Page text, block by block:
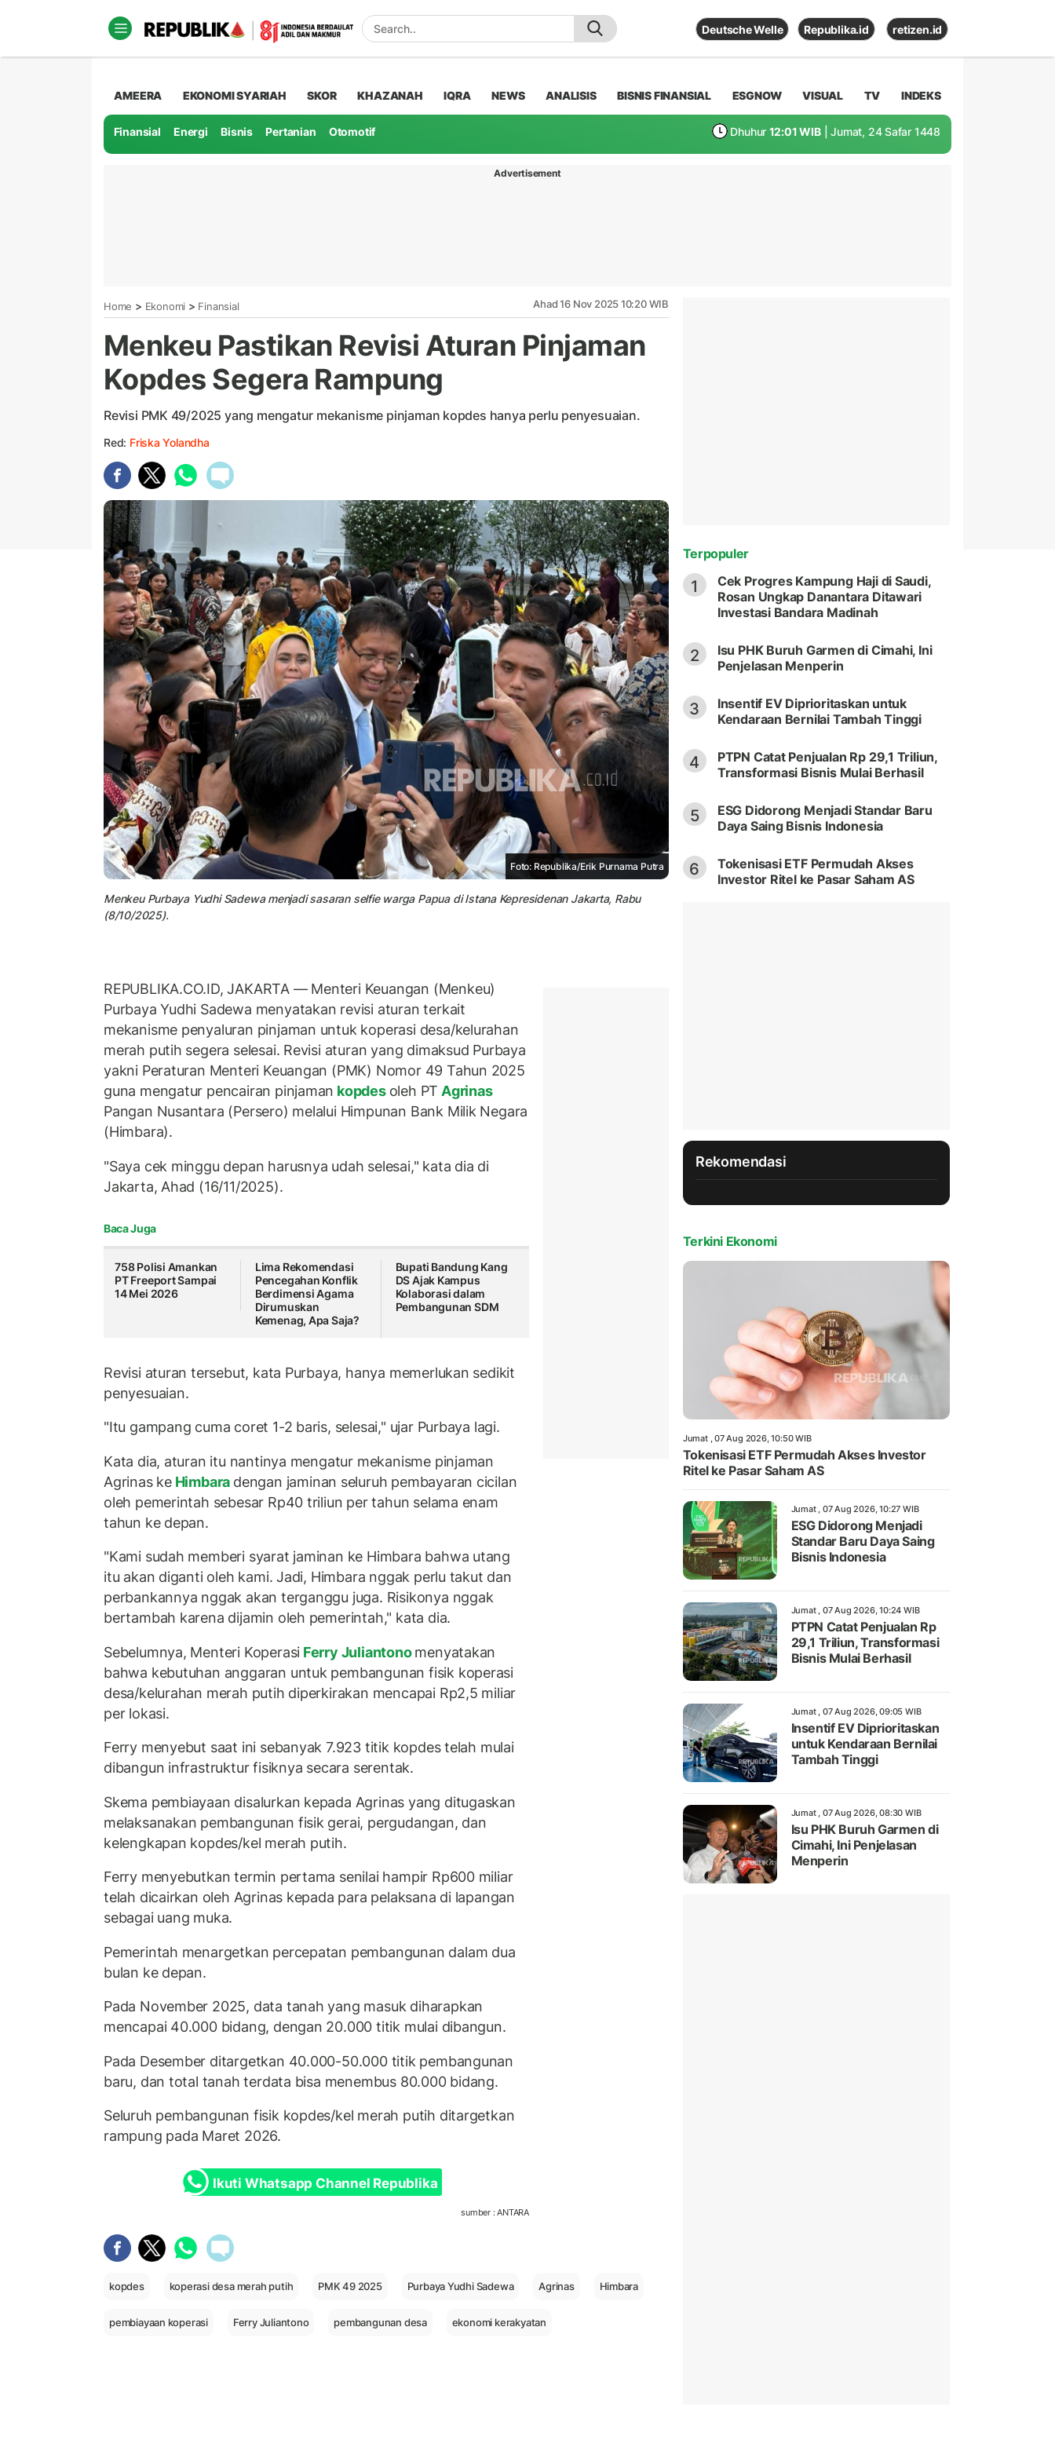
Deutsche Welle Republika.id retizen.id
AMEERA EKONOMI SYARIAH SKOR KHAZANAH IQRA NEWS ANALISIS BISNIS FINANSIAL ESGNOW VISUAL TV INDEKS
Finansial Energi Bisnis Pertanian Otomotif Dhuhur 12:01 WIB | Jumat, 24 Safar 1448
Advertisement
Home > Ekonomi > Finansial Ahad 16 Nov 2025 10:20 WIB
Menkeu Pastikan Revisi Aturan Pinjaman
Kopdes Segera Rampung
Revisi PMK 49/2025 yang mengatur mekanisme pinjaman kopdes hanya perlu penyesuaian.
Red: Friska Yolandha
Foto: Republika/Erik Purnama Putra
Menkeu Purbaya Yudhi Sadewa menjadi sasaran selfie warga Papua di Istana Kepresidenan Jakarta, Rabu
(8/10/2025).
REPUBLIKA.CO.ID, JAKARTA — Menteri Keuangan (Menkeu)
Purbaya Yudhi Sadewa menyatakan revisi aturan terkait
mekanisme penyaluran pinjaman untuk koperasi desa/kelurahan
merah putih segera selesai. Revisi aturan yang dimaksud Purbaya
yakni Peraturan Menteri Keuangan (PMK) Nomor 49 Tahun 2025
guna mengatur pencairan pinjaman kopdes oleh PT Agrinas
Pangan Nusantara (Persero) melalui Himpunan Bank Milik Negara
(Himbara).
"Saya cek minggu depan harusnya udah selesai," kata dia di
Jakarta, Ahad (16/11/2025).
Baca Juga
758 Polisi Amankan
PT Freeport Sampai
14 Mei 2026
Lima Rekomendasi
Pencegahan Konflik
Berdimensi Agama
Dirumuskan
Kemenag, Apa Saja?
Bupati Bandung Kang
DS Ajak Kampus
Kolaborasi dalam
Pembangunan SDM
Revisi aturan tersebut, kata Purbaya, hanya memerlukan sedikit
penyesuaian.
"Itu gampang cuma coret 1-2 baris, selesai," ujar Purbaya lagi.
Kata dia, aturan itu nantinya mengatur mekanisme pinjaman
Agrinas keHimbara dengan jaminan seluruh pembayaran cicilan
oleh pemerintah sebesar Rp40 triliun per tahun selama enam
tahun ke depan.
"Kami sudah memberi syarat jaminan ke Himbara bahwa utang
itu akan diganti oleh kami. Jadi, Himbara nggak perlu takut dan
perbankannya nggak akan terganggu juga. Risikonya nggak
bertambah karena dijamin oleh pemerintah," kata dia.
Sebelumnya, Menteri Koperasi Ferry Juliantonomenyatakan
bahwa kebutuhan anggaran untuk pembangunan fisik koperasi
desa/kelurahan merah putih diperkirakan mencapai Rp2,5 miliar
per lokasi.
Ferry menyebut saat ini sebanyak 7.923 titik kopdes telah mulai
dibangun infrastruktur fisiknya secara serentak.
Skema pembiayaan disalurkan kepada Agrinas yang ditugaskan
melaksanakan pembangunan fisik gerai, pergudangan, dan
kelengkapan kopdes/kel merah putih.
Ferry menyebutkan termin pertama senilai hampir Rp600 miliar
telah dicairkan oleh Agrinas kepada para pelaksana di lapangan
sebagai uang muka.
Pemerintah menargetkan percepatan pembangunan dalam dua
bulan ke depan.
Pada November 2025, data tanah yang masuk diharapkan
mencapai 40.000 bidang, dengan 20.000 titik mulai dibangun.
Pada Desember ditargetkan 40.000-50.000 titik pembangunan
baru, dan total tanah terdata bisa menembus 80.000 bidang.
Seluruh pembangunan fisik kopdes/kel merah putih ditargetkan
rampung pada Maret 2026.
Ikuti Whatsapp Channel Republika
sumber : ANTARA
kopdes koperasi desa merah putih PMK 49 2025 Purbaya Yudhi Sadewa Agrinas Himbara
pembiayaan koperasi Ferry Juliantono pembangunan desa ekonomi kerakyatan
Terpopuler
1
Cek Progres Kampung Haji di Saudi,
Rosan Ungkap Danantara Ditawari
Investasi Bandara Madinah
2
Isu PHK Buruh Garmen di Cimahi, Ini
Penjelasan Menperin
3
Insentif EV Diprioritaskan untuk
Kendaraan Bernilai Tambah Tinggi
4
PTPN Catat Penjualan Rp 29,1 Triliun,
Transformasi Bisnis Mulai Berhasil
5
ESG Didorong Menjadi Standar Baru
Daya Saing Bisnis Indonesia
6
Tokenisasi ETF Permudah Akses
Investor Ritel ke Pasar Saham AS
Rekomendasi
Terkini Ekonomi
Jumat , 07 Aug 2026, 10:50 WIB
Tokenisasi ETF Permudah Akses Investor
Ritel ke Pasar Saham AS
Jumat , 07 Aug 2026, 10:27 WIB
ESG Didorong Menjadi
Standar Baru Daya Saing
Bisnis Indonesia
Jumat , 07 Aug 2026, 10:24 WIB
PTPN Catat Penjualan Rp
29,1 Triliun, Transformasi
Bisnis Mulai Berhasil
Jumat , 07 Aug 2026, 09:05 WIB
Insentif EV Diprioritaskan
untuk Kendaraan Bernilai
Tambah Tinggi
Jumat , 07 Aug 2026, 08:30 WIB
Isu PHK Buruh Garmen di
Cimahi, Ini Penjelasan
Menperin